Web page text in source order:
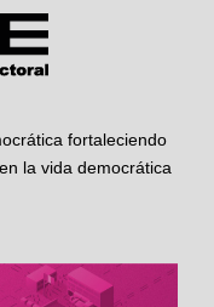
fortaleciendo
la vida democrática